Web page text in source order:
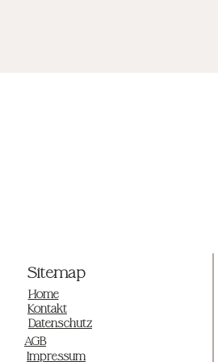
Sitemap
Home
Kontakt
Impressum
Datenschutz
AGB